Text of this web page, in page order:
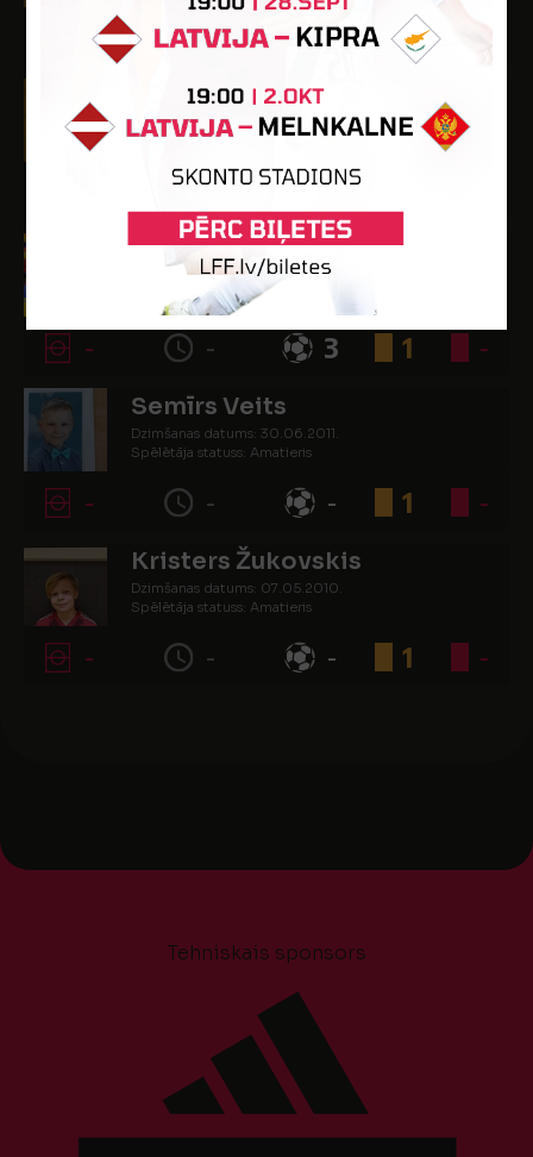
- - 2 1 -
Klāvs Šmits
Dzimšanas datums: 15.09.2011.
- -
Kristians Traktiņš
Dzimšanas datums: 29.09.2010.
Spēlētāja statuss: Amatieris
- - 3 1 -
Semīrs Veits
Dzimšanas datums: 30.06.2011.
Spēlētāja statuss: Amatieris
- - - 1 -
Kristers Žukovskis
Dzimšanas datums: 07.05.2010.
Spēlētāja statuss: Amatieris
- - - 1 -
Tehniskais sponsors